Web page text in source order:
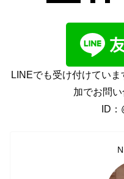
LINEでも受け付けてい
加でお問い
ID